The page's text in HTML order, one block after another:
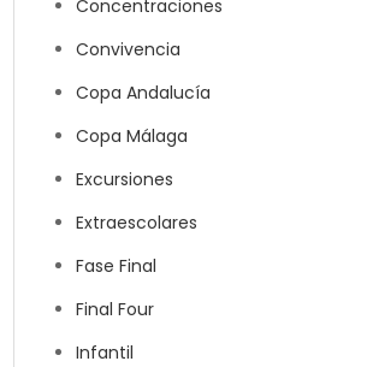
Concentraciones
Convivencia
Copa Andalucía
Copa Málaga
Excursiones
Extraescolares
Fase Final
Final Four
Infantil